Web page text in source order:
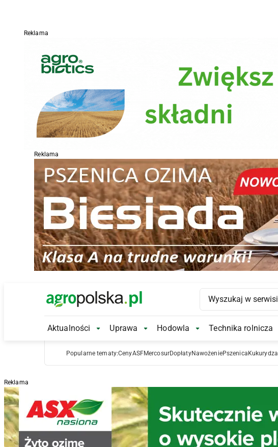
Reklama
Reklama
Main Logo
Aktualności Aktualności Submenu
Uprawa Uprawa Submenu
Hodowla Hodowla Submenu
Technika rolnicza
Popularne tematy:CenyASFMercosurDopłatyNawożeniePszenica Kukurydza
Reklama